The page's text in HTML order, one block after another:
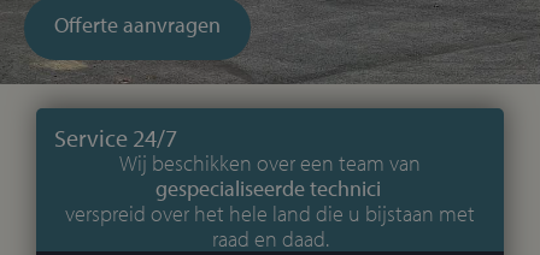
Offerte aanvragen
Service 24/7
Wij beschikken over een team van
gespecialiseerde technici
verspreid over het hele land die u bijstaan met
raad en daad.